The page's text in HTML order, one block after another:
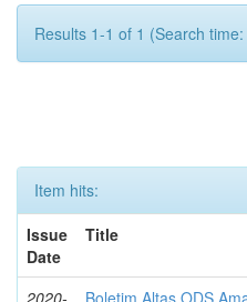
Results 1-1 of 1 (Search
Item hits:
Issue
Date
Title
2020-
Boletim Altas ODS